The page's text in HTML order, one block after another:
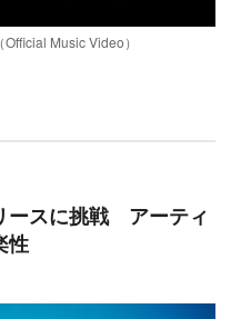
Music Video）
ースに挑戦 アーティ
性